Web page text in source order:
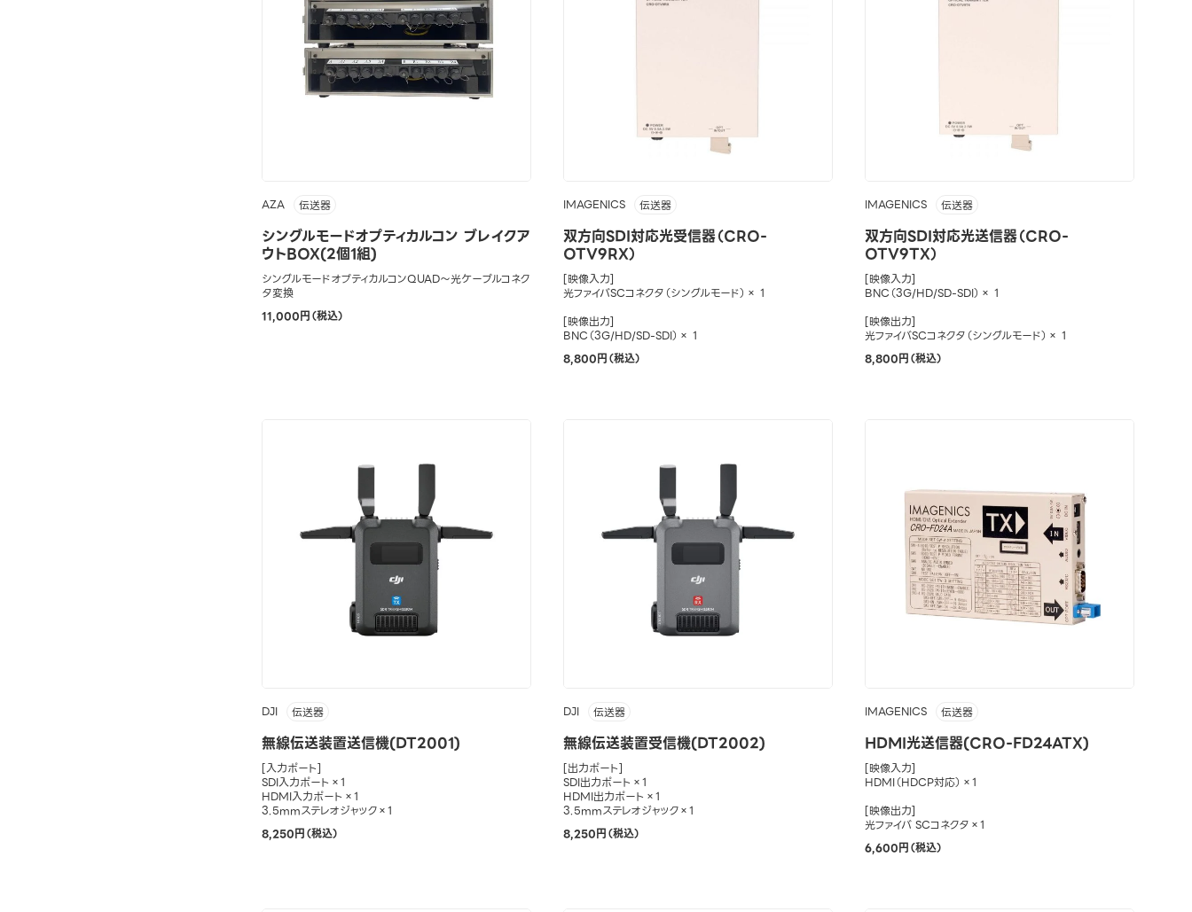
AZA 伝送器
シングルモードオプティカルコン ブレイクア
ウトBOX(2個1組)
シングルモードオプティカルコンQUAD～光ケーブルコネク
タ変換
11,000円（税込）
IMAGENICS 伝送器
双方向SDI対応光受信器（CRO-
OTV9RX）
[映像入力]
光ファイバSCコネクタ（シングルモード）× 1
[映像出力]
BNC（3G/HD/SD-SDI）× 1
8,800円（税込）
IMAGENICS 伝送器
双方向SDI対応光送信器（CRO-
OTV9TX）
[映像入力]
BNC（3G/HD/SD-SDI）× 1
[映像出力]
光ファイバSCコネクタ（シングルモード）× 1
8,800円（税込）
DJI 伝送器
無線伝送装置送信機(DT2001)
[入力ポート]
SDI入力ポート×1
HDMI入力ポート×1
3.5mmステレオジャック×1
8,250円（税込）
DJI 伝送器
無線伝送装置受信機(DT2002)
[出力ポート]
SDI出力ポート×1
HDMI出力ポート×1
3.5mmステレオジャック×1
8,250円（税込）
IMAGENICS 伝送器
HDMI光送信器(CRO-FD24ATX)
[映像入力]
HDMI（HDCP対応）×1
[映像出力]
光ファイバ SCコネクタ×1
6,600円（税込）